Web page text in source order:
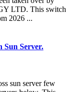
LTD. This switch
2026 ...
Sun Server.
sun server few